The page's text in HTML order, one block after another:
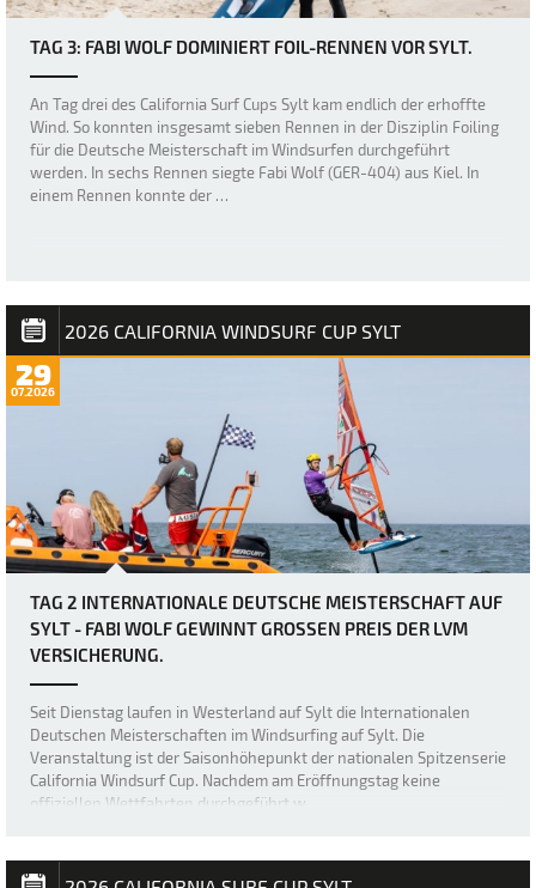
TAG 3: FABI WOLF DOMINIERT FOIL-RENNEN VOR SYLT.
An Tag drei des California Surf Cups Sylt kam endlich der erhoffte
Wind. So konnten insgesamt sieben Rennen in der Disziplin Foiling
für die Deutsche Meisterschaft im Windsurfen durchgeführt
werden. In sechs Rennen siegte Fabi Wolf (GER-404) aus Kiel. In
einem Rennen konnte der …
2026 CALIFORNIA WINDSURF CUP SYLT
29
07.2026
TAG 2 INTERNATIONALE DEUTSCHE MEISTERSCHAFT AUF
SYLT - FABI WOLF GEWINNT GROSSEN PREIS DER LVM V
ERSICHERUNG.
Seit Dienstag laufen in Westerland auf Sylt die Internationalen
Deutschen Meisterschaften im Windsurfing auf Sylt. Die
Veranstaltung ist der Saisonhöhepunkt der nationalen Spitzenserie
California Windsurf Cup. Nachdem am Eröffnungstag keine
offiziellen Wettfahrten durchgeführt w…